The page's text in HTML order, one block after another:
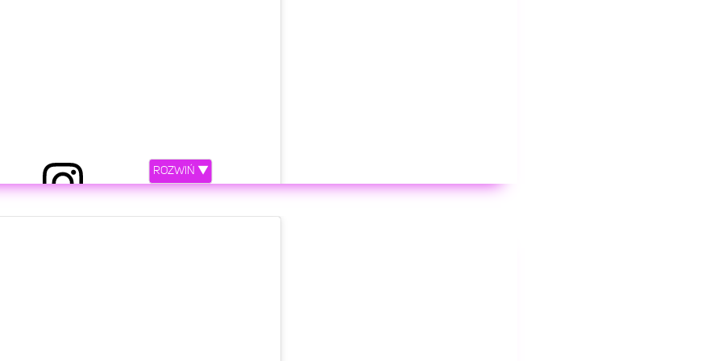
You were the best Daddy in the whole world. I’ll
love you forever.💔
ROZWIŃ ▼